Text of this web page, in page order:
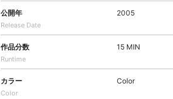
公開年
Release Date
2005
作品分数
Runtime
15 MIN
カラー
Color
Color